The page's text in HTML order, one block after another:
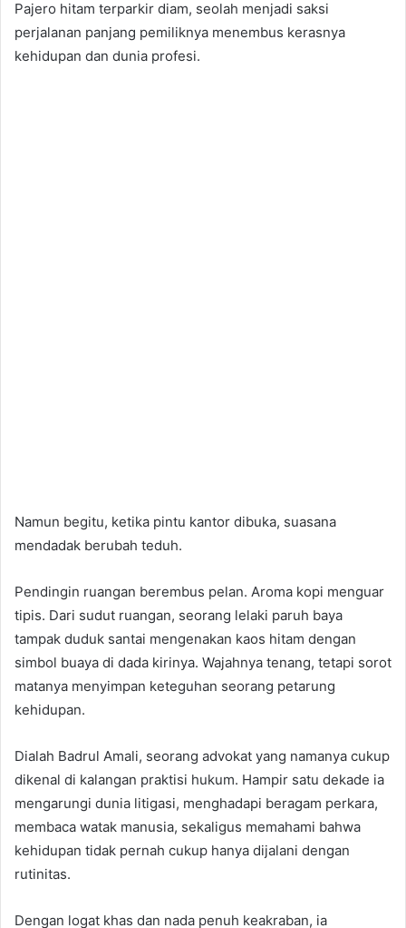
Pajero hitam terparkir diam, seolah menjadi saksi
perjalanan panjang pemiliknya menembus kerasnya
kehidupan dan dunia profesi.
Namun begitu, ketika pintu kantor dibuka, suasana
mendadak berubah teduh.
Pendingin ruangan berembus pelan. Aroma kopi menguar
tipis. Dari sudut ruangan, seorang lelaki paruh baya
tampak duduk santai mengenakan kaos hitam dengan
simbol buaya di dada kirinya. Wajahnya tenang, tetapi sorot
matanya menyimpan keteguhan seorang petarung
kehidupan.
Dialah Badrul Amali, seorang advokat yang namanya cukup
dikenal di kalangan praktisi hukum. Hampir satu dekade ia
mengarungi dunia litigasi, menghadapi beragam perkara,
membaca watak manusia, sekaligus memahami bahwa
kehidupan tidak pernah cukup hanya dijalani dengan
rutinitas.
Dengan logat khas dan nada penuh keakraban, ia